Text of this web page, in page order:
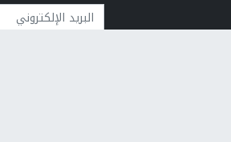
البريد الإلكتروني